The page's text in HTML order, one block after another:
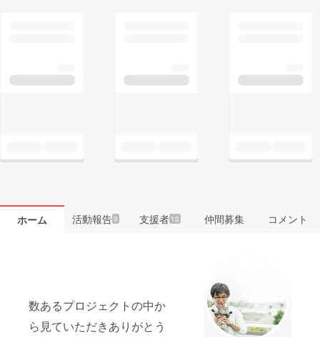
ホーム 活動報告9 支援者 12 仲間募集 コメント
数あるプロジェクトの中か
ら見ていただきありがとう